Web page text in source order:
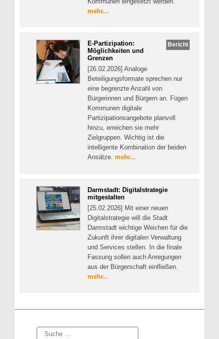
mehr...
Bericht
E-Partizipation:
Möglichkeiten und
Grenzen
[26.02.2026] Analoge
Beteiligungsformate sprechen nur
eine begrenzte Anzahl von
Bürgerinnen und Bürgern an. Fügen
Kommunen digitale
Partizipationsangebote planvoll
hinzu, erreichen sie mehr
Zielgruppen. Wichtig ist die
intelligente Kombination der beiden
Ansätze. mehr...
Darmstadt: Digitalstrategie
mitgestalten
[25.02.2026] Mit einer neuen
Digitalstrategie will die Stadt
Darmstadt wichtige Weichen für die
Zukunft ihrer digitalen Verwaltung
und Services stellen. In die finale
Fassung sollen auch Anregungen
aus der Bürgerschaft einfließen.
mehr...
Suche